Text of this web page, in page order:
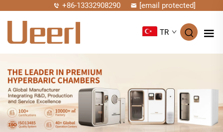
+86-13332908290 [email protected]
TR